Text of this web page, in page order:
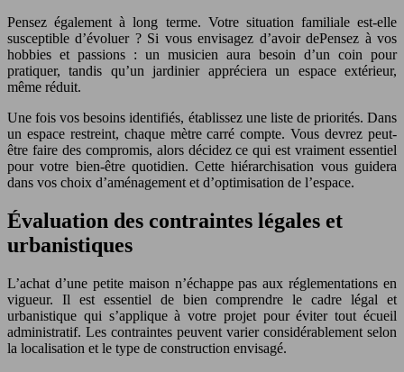
Pensez également à long terme. Votre situation familiale est-elle
susceptible d’évoluer ? Si vous envisagez d’avoir dePensez à vos
hobbies et passions : un musicien aura besoin d’un coin pour
pratiquer, tandis qu’un jardinier appréciera un espace extérieur,
même réduit.
Une fois vos besoins identifiés, établissez une liste de priorités. Dans
un espace restreint, chaque mètre carré compte. Vous devrez peut-
être faire des compromis, alors décidez ce qui est vraiment essentiel
pour votre bien-être quotidien. Cette hiérarchisation vous guidera
dans vos choix d’aménagement et d’optimisation de l’espace.
Évaluation des contraintes légales et
urbanistiques
L’achat d’une petite maison n’échappe pas aux réglementations en
vigueur. Il est essentiel de bien comprendre le cadre légal et
urbanistique qui s’applique à votre projet pour éviter tout écueil
administratif. Les contraintes peuvent varier considérablement selon
la localisation et le type de construction envisagé.